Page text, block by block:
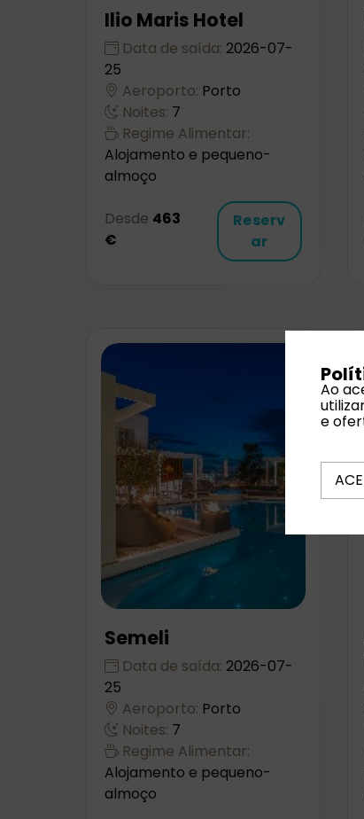
Ilio Maris Hotel
Data de saída: 2026-07-
25
Aeroporto: Porto
Noites: 7
Regime Alimentar:
Alojamento e pequeno-
almoço
Desde 463
€
Reserv
ar
Semeli
Data de saída: 2026-07-
25
Aeroporto: Porto
Noites: 7
Regime Alimentar:
Alojamento e pequeno-
almoço
Ao
e